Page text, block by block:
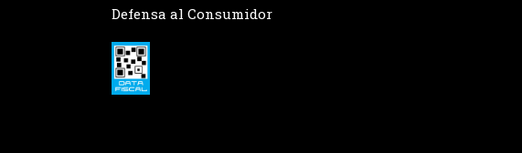
Defensa al Consumidor